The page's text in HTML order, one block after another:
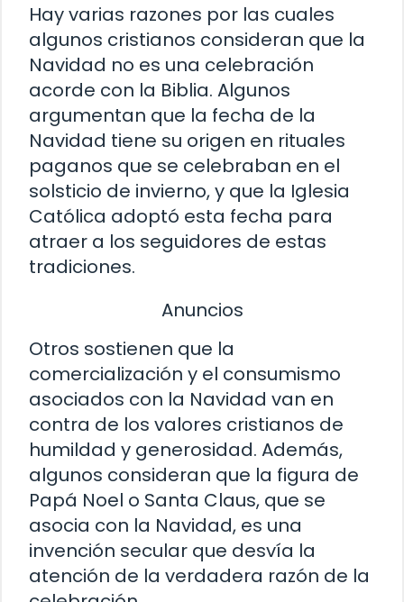
Hay varias razones por las cuales
algunos cristianos consideran que la
Navidad no es una celebración
acorde con la Biblia. Algunos
argumentan que la fecha de la
Navidad tiene su origen en rituales
paganos que se celebraban en el
solsticio de invierno, y que la Iglesia
Católica adoptó esta fecha para
atraer a los seguidores de estas
tradiciones.
Anuncios
Otros sostienen que la
comercialización y el consumismo
asociados con la Navidad van en
contra de los valores cristianos de
humildad y generosidad. Además,
algunos consideran que la figura de
Papá Noel o Santa Claus, que se
asocia con la Navidad, es una
invención secular que desvía la
atención de la verdadera razón de la